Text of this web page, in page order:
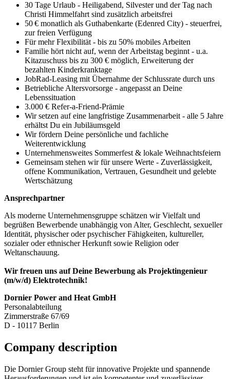
30 Tage Urlaub - Heiligabend, Silvester und der Tag nach
Christi Himmelfahrt sind zusätzlich arbeitsfrei
50 € monatlich als Guthabenkarte (Edenred City) - steuerfrei,
zur freien Verfügung
Für mehr Flexibilität - bis zu 50% mobiles Arbeiten
Familie hört nicht auf, wenn der Arbeitstag beginnt - u.a.
Kitazuschuss bis zu 300 € möglich, Erweiterung der
bezahlten Kinderkranktage
JobRad-Leasing mit Übernahme der Schlussrate durch uns
Betriebliche Altersvorsorge - angepasst an Deine
Lebenssituation
3.000 € Refer-a-Friend-Prämie
Wir setzen auf eine langfristige Zusammenarbeit - alle 5 Jahre
erhältst Du ein Jubiläumsgeld
Wir fördern Deine persönliche und fachliche
Weiterentwicklung
Unternehmensweites Sommerfest & lokale Weihnachtsfeiern
Gemeinsam stehen wir für unsere Werte - Zuverlässigkeit,
offene Kommunikation, Vertrauen, Gesundheit und gelebte
Wertschätzung
Ansprechpartner
Als moderne Unternehmensgruppe schätzen wir Vielfalt und
begrüßen Bewerbende unabhängig von Alter, Geschlecht, sexueller
Identität, physischer oder psychischer Fähigkeiten, kultureller,
sozialer oder ethnischer Herkunft sowie Religion oder
Weltanschauung.
Wir freuen uns auf Deine Bewerbung als Projektingenieur
(m/w/d) Elektrotechnik!
Dornier Power and Heat GmbH
Personalabteilung
Zimmerstraße 67/69
D - 10117 Berlin
Company description
Die Dornier Group steht für innovative Projekte und spannende